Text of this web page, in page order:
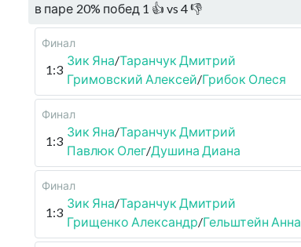
в паре 20% побед 1 👍 vs 4👎
Финал
1:3
Зик Яна/Таранчук Дмитрий
Гримовский Алексей/Грибок Олеся
Финал
1:3
Зик Яна/Таранчук Дмитрий
Павлюк Олег/Душина Диана
Финал
1:3
Зик Яна/Таранчук Дмитрий
Грищенко Александр/Гельштейн Анна